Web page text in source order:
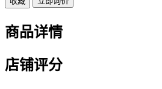
商品详情
店铺评分